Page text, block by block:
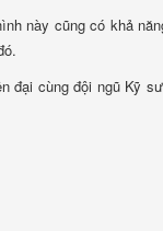
này cũng có khả
đại cùng đội ngũ Kỹ